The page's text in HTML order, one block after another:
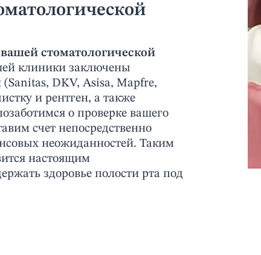
стоматологической
клиники заключены
DKV, Asisa, Mapfre,
и рентген, а также
о проверке вашего
счет непосредственно
неожиданностей. Таким
настоящим
здоровье полости рта под